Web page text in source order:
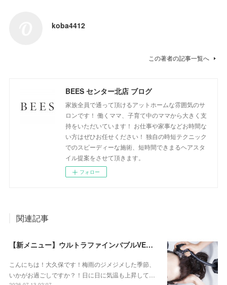
koba4412
この著者の記事一覧へ
BEES センター北店 ブログ
家族全員で通って頂けるアットホームな雰囲気のサ
ロンです！ 働くママ、子育て中のママから大きく支
持をいただいています！ お仕事や家事などお時間な
い方はぜひお任せください！ 独自の時短テクニック
でのスピーディーな施術、短時間できまるヘアスタ
イル提案をさせて頂きます。
フォロー
関連記事
【新メニュー】ウルトラファインバブルVEENA始めました！
こんにちは！大久保です！梅雨のジメジメした季節、
いかがお過ごしですか？！日に日に気温も上昇して…